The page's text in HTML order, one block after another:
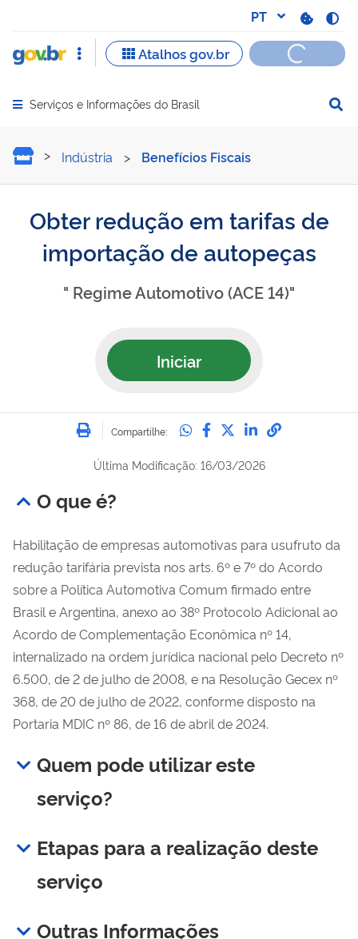
Abrir menu principal de navegação
Serviços e Informações do Brasil
Obter redução em tarifas
Indústria > Benefícios Fiscais
Obter redução em tarifas de
importação de autopeças
" Regime Automotivo (ACE 14)"
Iniciar
Imprimir
Compartilhe: Compartilhe no
Compartilhe no
Compartilhe no
Compartilhe
Última Modificação: 16/03/2026
O que é?
Habilitação de empresas automotivas para usufruto da
redução tarifária prevista nos arts. 6º e 7º do Acordo
sobre a Política Automotiva Comum firmado entre
Brasil e Argentina, anexo ao 38º Protocolo Adicional ao
Acordo de Complementação Econômica nº 14,
internalizado na ordem jurídica nacional pelo Decreto nº
6.500, de 2 de julho de 2008, e na Resolução Gecex nº
368, de 20 de julho de 2022, conforme disposto na
Portaria MDIC nº 86, de 16 de abril de 2024.
Quem pode utilizar este
serviço?
Etapas para a realização deste
serviço
Outras Informações